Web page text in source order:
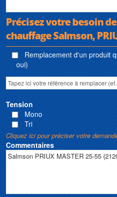
Précisez votre besoin
chauffage Salmson,
Remplacement d'un produit
oui)
Tension
Mono
Tri
Cliquez ici pour préciser votre
Commentaires